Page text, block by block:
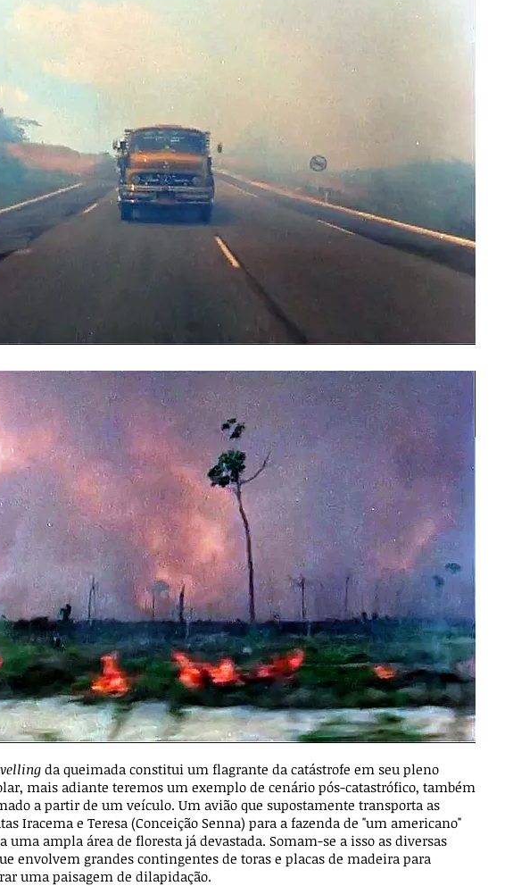
da queimada constitui um flagrante da catástrofe em seu pleno
mais adiante teremos um exemplo de cenário pós-catastrófico, também
a partir de um veículo. Um avião que supostamente transporta as
Iracema e Teresa (Conceição Senna) para a fazenda de "um americano"
uma ampla área de floresta já devastada. Somam-se a isso as diversas
envolvem grandes contingentes de toras e placas de madeira para
uma paisagem de dilapidação.